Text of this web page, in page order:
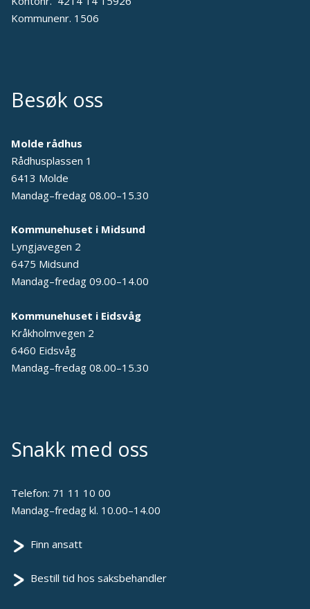
Kommunenr. 1506
Besøk oss
Molde rådhus
Rådhusplassen 1
6413 Molde
Mandag–fredag 08.00–15.30
Kommunehuset i Midsund
Lyngjavegen 2
6475 Midsund
Mandag–fredag 09.00–14.00
Kommunehuset i Eidsvåg
Kråkholmvegen 2
6460 Eidsvåg
Mandag–fredag 08.00–15.30
Snakk med oss
Telefon: 71 11 10 00
Mandag–fredag kl. 10.00–14.00
Finn ansatt
Bestill tid hos saksbehandler